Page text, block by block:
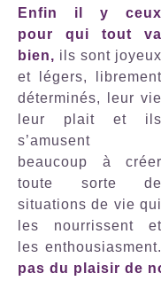
Enfin il y ceux
pour qui tout va
bien, ils sont joyeux
et légers, librement
déterminés, leur vie
leur plait et ils
s’amusent
beaucoup à créer
toute sorte de
situations de vie qui
les nourrissent et
les
pas du plaisir de